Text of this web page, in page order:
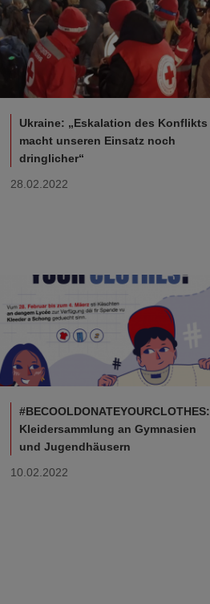
Ukraine: „Eskalation des Konflikts
macht unseren Einsatz noch
dringlicher“
28.02.2022
#BECOOLDONATEYOURCLOTHES:
Kleidersammlung an Gymnasien
und Jugendhäusern
10.02.2022